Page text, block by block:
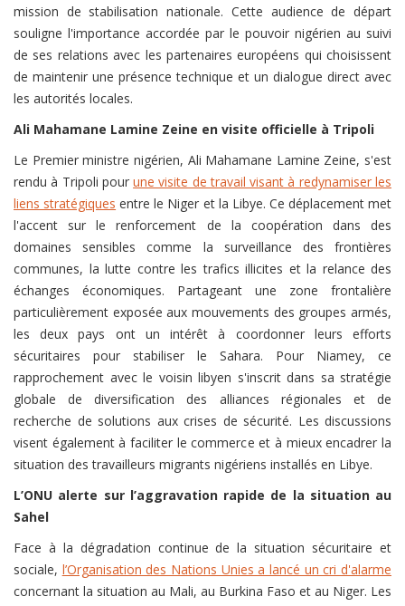
mission de stabilisation nationale. Cette audience de départ
souligne l'importance accordée par le pouvoir nigérien au suivi
de ses relations avec les partenaires européens qui choisissent
de maintenir une présence technique et un dialogue direct avec
les autorités locales.
Ali Mahamane Lamine Zeine en visite officielle à Tripoli
Le Premier ministre nigérien, Ali Mahamane Lamine Zeine, s'est
rendu à Tripoli pourune visite de travail visant à redynamiser les
liens stratégiques entre le Niger et la Libye. Ce déplacement met
l'accent sur le renforcement de la coopération dans des
domaines sensibles comme la surveillance des frontières
communes, la lutte contre les trafics illicites et la relance des
échanges économiques. Partageant une zone frontalière
particulièrement exposée aux mouvements des groupes armés,
les deux pays ont un intérêt à coordonner leurs efforts
sécuritaires pour stabiliser le Sahara. Pour Niamey, ce
rapprochement avec le voisin libyen s'inscrit dans sa stratégie
globale de diversification des alliances régionales et de
recherche de solutions aux crises de sécurité. Les discussions
visent également à faciliter le commerce et à mieux encadrer la
situation des travailleurs migrants nigériens installés en Libye.
L’ONU alerte sur l’aggravation rapide de la situation au
Sahel
Face à la dégradation continue de la situation sécuritaire et
sociale, l’Organisation des Nations Unies a lancé un cri d'alarme
concernant la situation au Mali, au Burkina Faso et au Niger. Les